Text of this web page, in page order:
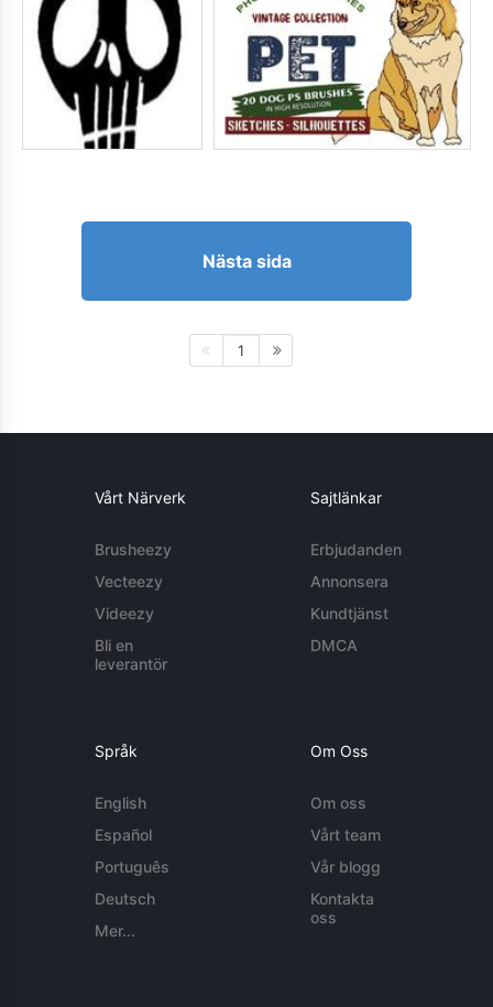
Nästa sida
1
Vårt Närverk
Brusheezy
Vecteezy
Videezy
Bli en
leverantör
Sajtlänkar
Erbjudanden
Annonsera
Kundtjänst
DMCA
Språk
English
Español
Português
Deutsch
Mer...
Om Oss
Om oss
Vårt team
Vår blogg
Kontakta
oss